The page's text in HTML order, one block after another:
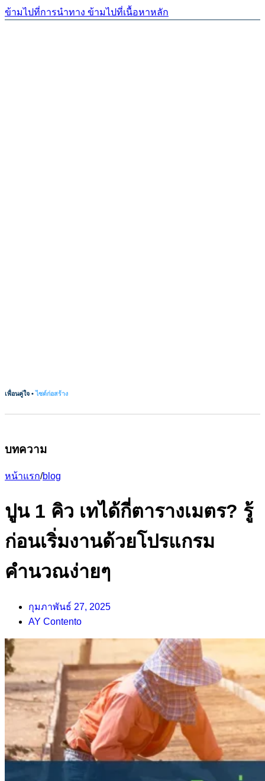
ข้ามไปที่การนำทาง ข้ามไปที่เนื้อหาหลัก
เพื่อนคู่ใจ • ไซต์ก่อสร้าง
บทความ
หน้าแรก/blog
ปูน 1 คิว เทได้กี่ตารางเมตร? รู้
ก่อนเริ่มงานด้วยโปรแกรม
คำนวณง่ายๆ
กุมภาพันธ์ 27, 2025
AY Contento